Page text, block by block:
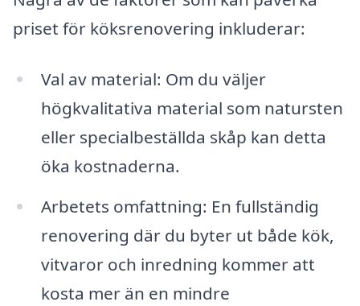
priset för köksrenovering inkluderar:
Val av material: Om du väljer
högkvalitativa material som natursten
eller specialbeställda skåp kan detta
öka kostnaderna.
Arbetets omfattning: En fullständig
renovering där du byter ut både kök,
vitvaror och inredning kommer att
kosta mer än en mindre